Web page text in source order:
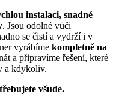
instalaci, snadné
. Jsou odolné vůči
se čistí a vydrží i v
vyrábíme kompletně na
a připravíme řešení, které
a kdykoliv.
všude.